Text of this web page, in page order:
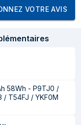
VOTRE AVIS
58Wh - P9TJ0 /
/ T54FJ / YKF0M